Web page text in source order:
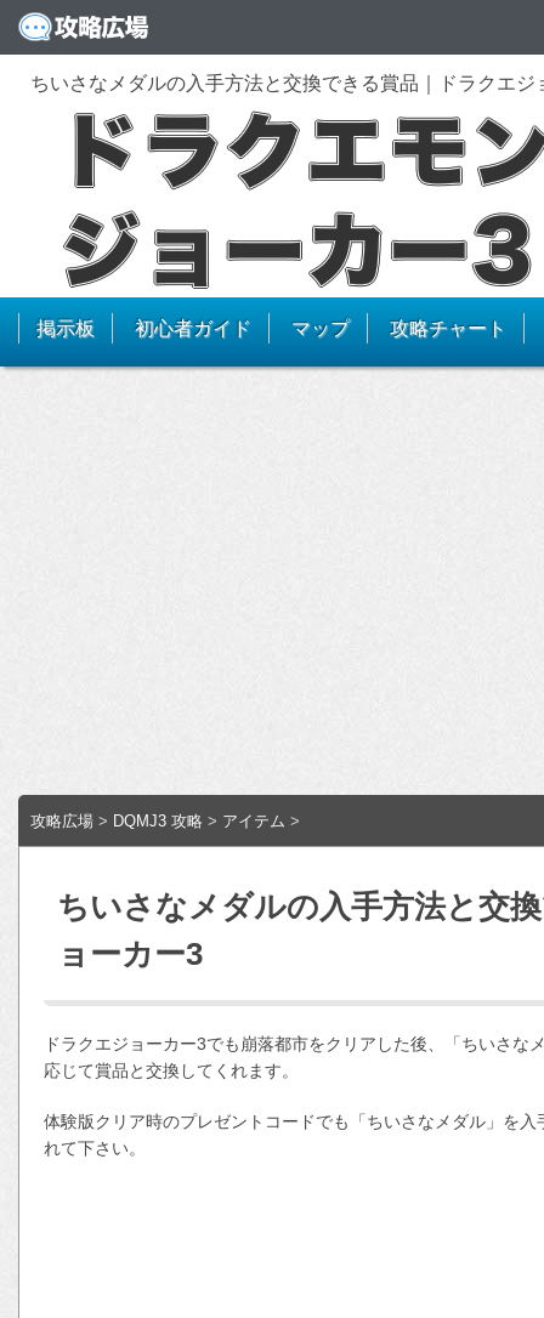
ちいさなメダルの入手方法と交換できる賞品｜ドラクエジ
掲示板 初心者ガイド マップ 攻略チャート
攻略広場 > DQMJ3 攻略 > アイテム >
ちいさなメダルの入手方法と交
ョーカー3
ドラクエジョーカー3でも崩落都市をクリアした後、「ちいさ
応じて賞品と交換してくれます。
体験版クリア時のプレゼントコードでも「ちいさなメダル」を
れて下さい。